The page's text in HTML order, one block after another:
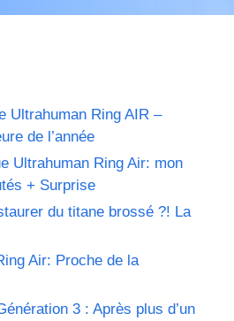
Ultrahuman Ring AIR –
de l’année
Ultrahuman Ring Air: mon
+ Surprise
du titane brossé ?! La
Air: Proche de la
3 : Après plus d’un